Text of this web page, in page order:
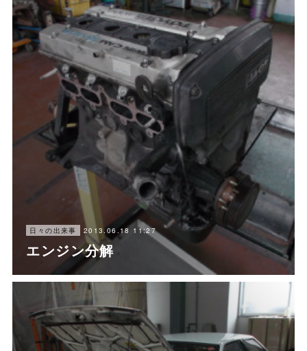
日々の出来事 2013.06.18 11:27
エンジン分解